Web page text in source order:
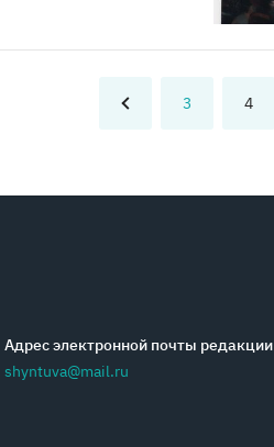
3 4
Адрес электронной почты редакции
shyntuva@mail.ru